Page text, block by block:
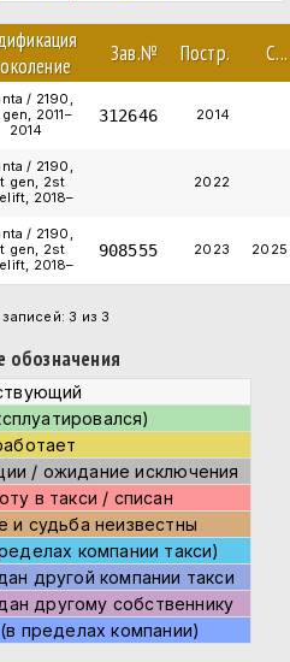
Зав.№ Постр. С...
/ 2190,
2011–
2014
312646 2014
/ 2190,
gen, 2st
2018–
2022
/ 2190,
gen, 2st
2018–
908555 2023 2025
3 из 3
обозначения
/ ожидание исключения
в такси / списан
судьба неизвестны
компании такси)
другой компании такси
другому собственнику
пределах компании)